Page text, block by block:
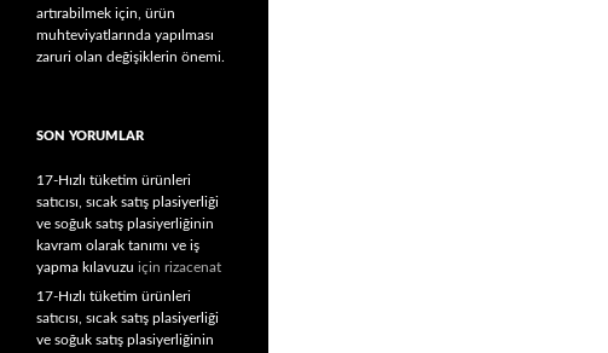
artırabilmek için, ürün
muhteviyatlarında yapılması
zaruri olan değişiklerin önemi.
SON YORUMLAR
17-Hızlı tüketim ürünleri
satıcısı, sıcak satış plasiyerliği
ve soğuk satış plasiyerliğinin
kavram olarak tanımı ve iş
yapma kılavuzu için rizacenat
17-Hızlı tüketim ürünleri
satıcısı, sıcak satış plasiyerliği
ve soğuk satış plasiyerliğinin